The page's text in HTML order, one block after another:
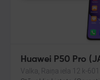
Huawei P50 Pro
Valka, Raiņa iela 12 k-601